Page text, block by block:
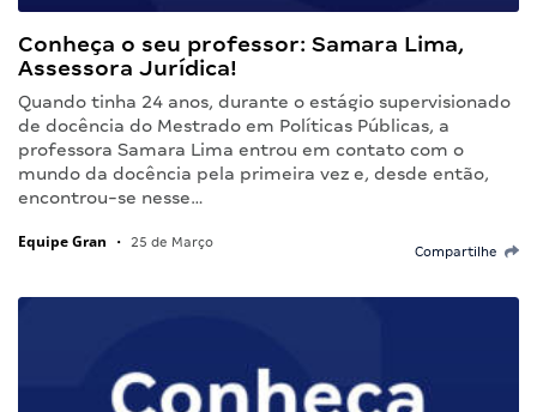
Conheça o seu professor: Samara Lima,
Assessora Jurídica!
Quando tinha 24 anos, durante o estágio supervisionado
de docência do Mestrado em Políticas Públicas, a
professora Samara Lima entrou em contato com o
mundo da docência pela primeira vez e, desde então,
encontrou-se nesse…
Equipe Gran • 25 de Março
Compartilhe